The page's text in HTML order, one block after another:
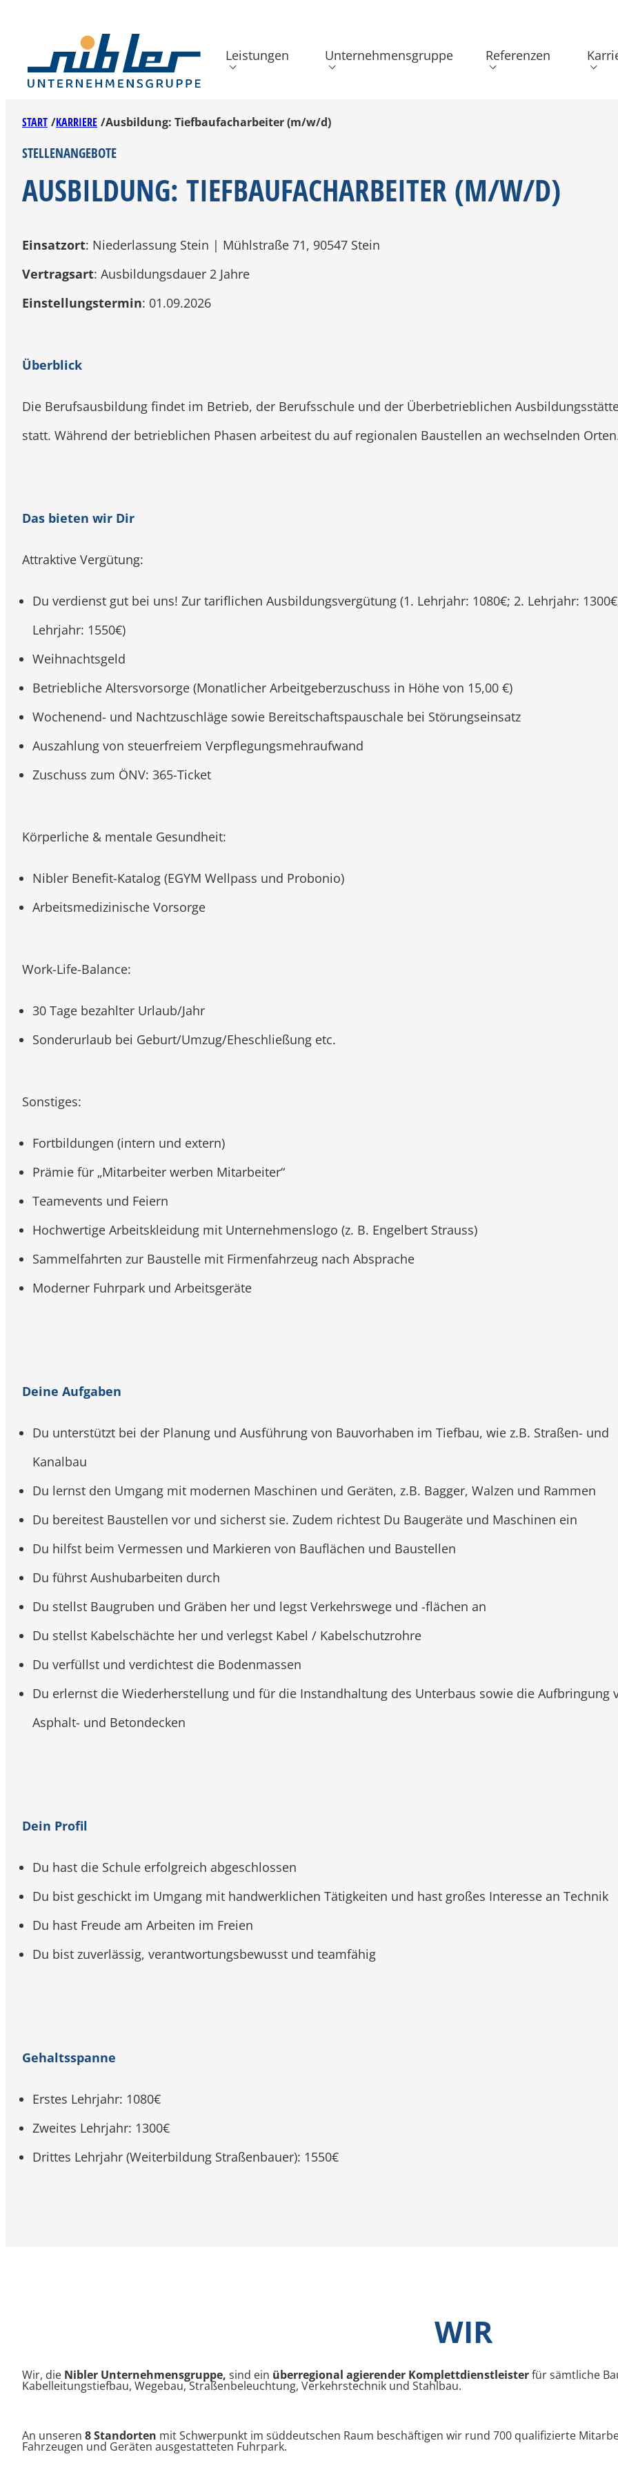
Leistungen Unternehmensgruppe Referenzen
START /KARRIERE /Ausbildung: Tiefbaufacharbeiter (m/w/d)
STELLENANGEBOTE
AUSBILDUNG: TIEFBAUFACHARBEITER (M/W/D)
Einsatzort: Niederlassung Stein | Mühlstraße 71, 90547 Stein
Vertragsart: Ausbildungsdauer 2 Jahre
Einstellungstermin: 01.09.2026
Überblick
Die Berufsausbildung findet im Betrieb, der Berufsschule und der Überbetrieblichen
statt. Während der betrieblichen Phasen arbeitest du auf regionalen Baustellen an wechselnden
Das bieten wir Dir
Attraktive Vergütung:
Du verdienst gut bei uns! Zur tariflichen Ausbildungsvergütung (1. Lehrjahr: 1080€; 2. Lehrjahr:
Lehrjahr: 1550€)
Weihnachtsgeld
Betriebliche Altersvorsorge (Monatlicher Arbeitgeberzuschuss in Höhe von 15,00 €)
Wochenend- und Nachtzuschläge sowie Bereitschaftspauschale bei Störungseinsatz
Auszahlung von steuerfreiem Verpflegungsmehraufwand
Zuschuss zum ÖNV: 365-Ticket
Körperliche & mentale Gesundheit:
Nibler Benefit-Katalog (EGYM Wellpass und Probonio)
Arbeitsmedizinische Vorsorge
Work-Life-Balance:
30 Tage bezahlter Urlaub/Jahr
Sonderurlaub bei Geburt/Umzug/Eheschließung etc.
Sonstiges:
Fortbildungen (intern und extern)
Prämie für „Mitarbeiter werben Mitarbeiter“
Teamevents und Feiern
Hochwertige Arbeitskleidung mit Unternehmenslogo (z. B. Engelbert Strauss)
Sammelfahrten zur Baustelle mit Firmenfahrzeug nach Absprache
Moderner Fuhrpark und Arbeitsgeräte
Deine Aufgaben
Du unterstützt bei der Planung und Ausführung von Bauvorhaben im Tiefbau, wie z.B. Straßen- und
Kanalbau
Du lernst den Umgang mit modernen Maschinen und Geräten, z.B. Bagger, Walzen und Rammen
Du bereitest Baustellen vor und sicherst sie. Zudem richtest Du Baugeräte und Maschinen ein
Du hilfst beim Vermessen und Markieren von Bauflächen und Baustellen
Du führst Aushubarbeiten durch
Du stellst Baugruben und Gräben her und legst Verkehrswege und -flächen an
Du stellst Kabelschächte her und verlegst Kabel / Kabelschutzrohre
Du verfüllst und verdichtest die Bodenmassen
Du erlernst die Wiederherstellung und für die Instandhaltung des Unterbaus sowie die Aufbringung
Asphalt- und Betondecken
Dein Profil
Du hast die Schule erfolgreich abgeschlossen
Du bist geschickt im Umgang mit handwerklichen Tätigkeiten und hast großes Interesse an Technik
Du hast Freude am Arbeiten im Freien
Du bist zuverlässig, verantwortungsbewusst und teamfähig
Gehaltsspanne
Erstes Lehrjahr: 1080€
Zweites Lehrjahr: 1300€
Drittes Lehrjahr (Weiterbildung Straßenbauer): 1550€
WIR
Wir, die Nibler Unternehmensgruppe, sind ein überregional agierender Komplettdienstleisterfür sämtliche
Kabelleitungstiefbau, Wegebau, Straßenbeleuchtung, Verkehrstechnik und Stahlbau.
An unseren 8 Standorten mit Schwerpunkt im süddeutschen Raum beschäftigen wir rund 700 qualifizierte
Fahrzeugen und Geräten ausgestatteten Fuhrpark.